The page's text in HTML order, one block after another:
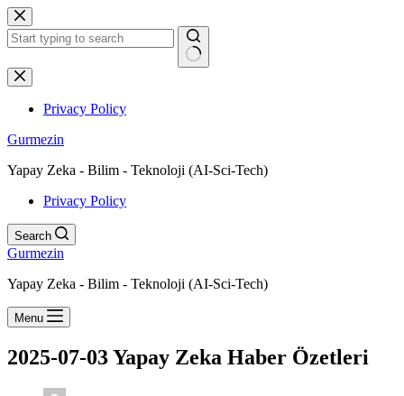
Skip
to
content
No
results
Privacy Policy
Gurmezin
Yapay Zeka - Bilim - Teknoloji (AI-Sci-Tech)
Privacy Policy
Search
Gurmezin
Yapay Zeka - Bilim - Teknoloji (AI-Sci-Tech)
Menu
2025-07-03 Yapay Zeka Haber Özetleri